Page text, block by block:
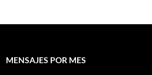
MENSAJES POR MES